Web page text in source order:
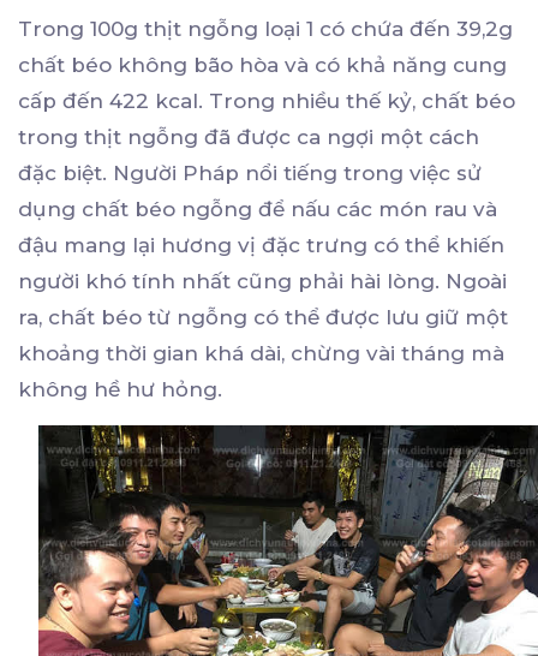
Trong 100g thịt ngỗng loại 1 có chứa đến 39,2g
chất béo không bão hòa và có khả năng cung
cấp đến 422 kcal. Trong nhiều thế kỷ, chất béo
trong thịt ngỗng đã được ca ngợi một cách
đặc biệt. Người Pháp nổi tiếng trong việc sử
dụng chất béo ngỗng để nấu các món rau và
đậu mang lại hương vị đặc trưng có thể khiến
người khó tính nhất cũng phải hài lòng. Ngoài
ra, chất béo từ ngỗng có thể được lưu giữ một
khoảng thời gian khá dài, chừng vài tháng mà
không hề hư hỏng.